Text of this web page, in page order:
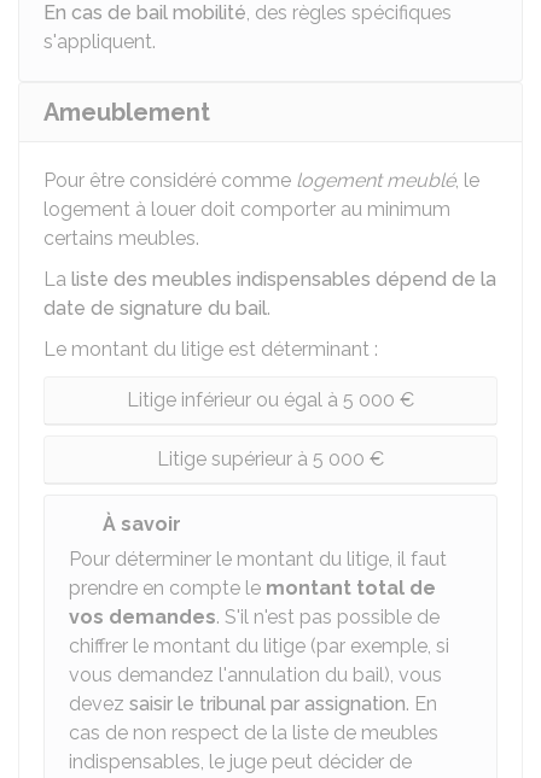
En cas de bail mobilité, des règles spécifiques
s'appliquent.
Ameublement
Pour être considéré comme logement meublé, le
logement à louer doit comporter au minimum
certains meubles.
La liste des meubles indispensables dépend de la
date de signature du bail.
Le montant du litige est déterminant :
Litige inférieur ou égal à 5 000 €
Litige supérieur à 5 000 €
À savoir
Pour déterminer le montant du litige, il faut
prendre en compte le montant total de
vos demandes. S'il n'est pas possible de
chiffrer le montant du litige (par exemple, si
vous demandez l'annulation du bail), vous
devez saisir le tribunal par assignation. En
cas de non respect de la liste de meubles
indispensables, le juge peut décider de